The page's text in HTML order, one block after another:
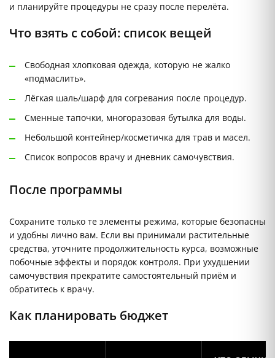
и планируйте процедуры не сразу после перелёта.
Что взять с собой: список вещей
Свободная хлопковая одежда, которую не жалко
«подмаслить».
Лёгкая шаль/шарф для согревания после процедур.
Сменные тапочки, многоразовая бутылка для воды.
Небольшой контейнер/косметичка для трав и масел.
Список вопросов врачу и дневник самочувствия.
После программы
Сохраните только те элементы режима, которые безопасны
и удобны лично вам. Если вы принимали растительные
средства, уточните продолжительность курса, возможные
побочные эффекты и порядок контроля. При ухудшении
самочувствия прекратите самостоятельный приём и
обратитесь к врачу.
Как планировать бюджет